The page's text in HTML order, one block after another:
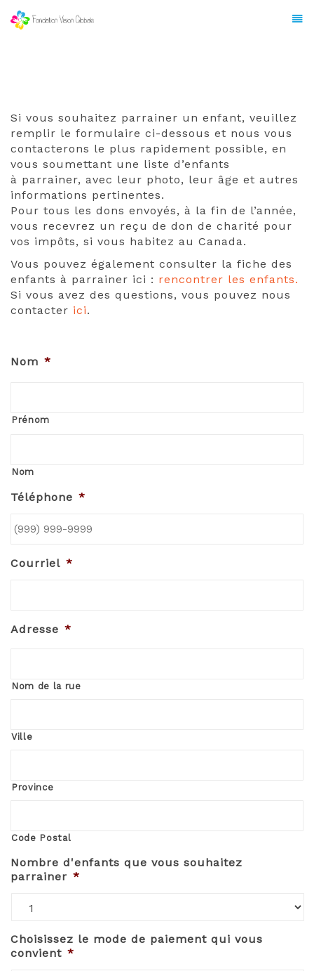
Si vous souhaitez parrainer un enfant, veuillez
remplir le formulaire ci-dessous et nous vous
contacterons le plus rapidement possible, en
vous soumettant une liste d’enfants
à parrainer, avec leur photo, leur âge et autres
informations pertinentes.
Pour tous les dons envoyés, à la fin de l’année,
vous recevrez un reçu de don de charité pour
vos impôts, si vous habitez au Canada.
Vous pouvez également consulter la fiche des
enfants à parrainer ici : rencontrer les enfants.
Si vous avez des questions, vous pouvez nous
contacter ici.
Nom *
Prénom
Nom
Téléphone *
Courriel *
Adresse *
Nom de la rue
Ville
Province
Code Postal
Nombre d'enfants que vous souhaitez
parrainer *
Choisissez le mode de paiement qui vous
convient *